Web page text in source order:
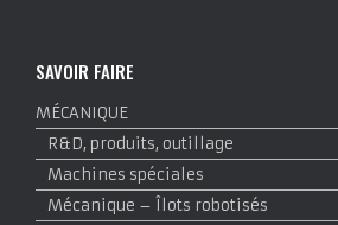
SAVOIR FAIRE
MÉCANIQUE
R&D, produits, outillage
Machines spéciales
Mécanique – Îlots robotisés